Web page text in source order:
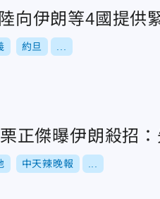
向伊朗等4國提供
約旦
正傑曝伊朗殺招
中天辣晚報